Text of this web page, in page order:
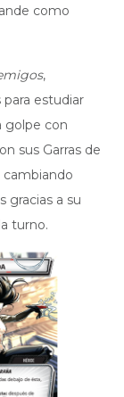
como
,
estudiar
golpe con
sus Garras de
cambiando
gracias a su
turno.